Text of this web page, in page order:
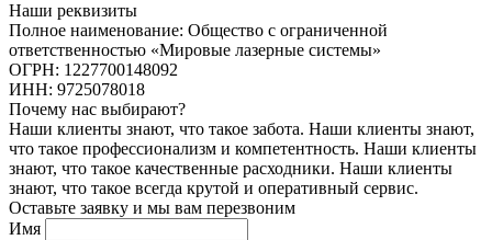
Наши реквизиты
Полное наименование: Общество с ограниченной
ответственностью «Мировые лазерные системы»
ОГРН: 1227700148092
ИНН: 9725078018
Почему нас выбирают?
Наши клиенты знают, что такое забота. Наши клиенты знают,
что такое профессионализм и компетентность. Наши клиенты
знают, что такое качественные расходники. Наши клиенты
знают, что такое всегда крутой и оперативный сервис.
Оставьте заявку и мы вам перезвоним
Имя